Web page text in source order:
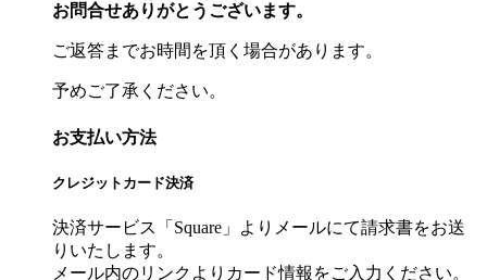
お問合せありがとうございます。
ご返答までお時間を頂く場合があります。
予めご了承ください。
お支払い方法
クレジットカード決済
決済サービス「Square」よりメールにて請求書をお送
りいたします。
メール内のリンクよりカード情報をご入力ください。